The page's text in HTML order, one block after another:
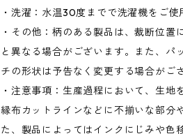
・洗濯：水温30度までで洗濯機をご使
・その他：柄のある製品は、裁断位置
と異なる場合がございます。また、パ
チの形状は予告なく変更する場合がご
・注意事項：生産過程において、生地
縁布カットラインなどに不揃いな部分
た、製品によってはインクにじみや色